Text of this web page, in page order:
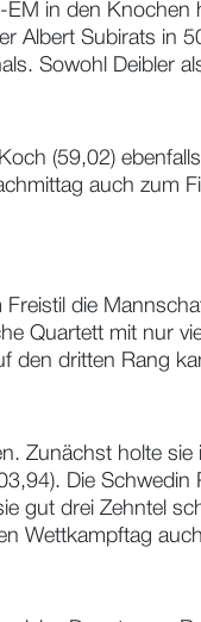
in den
Albert Subirats in
Sowohl Deibler
(59,02)
auch zum
die
Quartett mit nur
dritten Rang
Zunächst holte
Die
gut drei Zehntel
Wettkampftag